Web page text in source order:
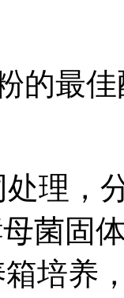
的最
理，
菌固
培养